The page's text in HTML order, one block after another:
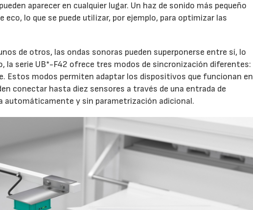
aparecer en cualquier lugar. Un haz de sonido más pequeño
lo que se puede utilizar, por ejemplo, para optimizar las
de otros, las ondas sonoras pueden superponerse entre sí, lo
la serie UB*-F42 ofrece tres modos de sincronización diferentes:
Estos modos permiten adaptar los dispositivos que funcionan en
conectar hasta diez sensores a través de una entrada de
automáticamente y sin parametrización adicional.